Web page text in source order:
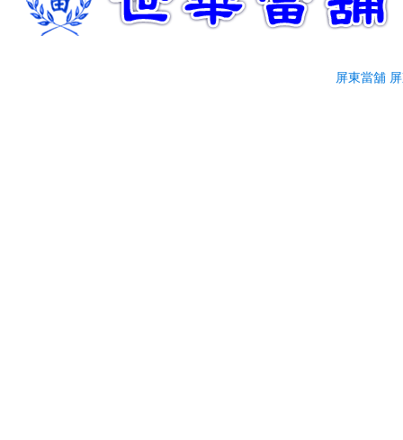
便，較適合短期週轉
臨時週轉就找屏東汽車借
屏東當舖